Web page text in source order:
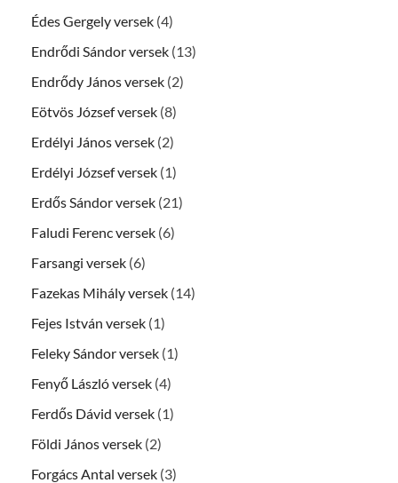
Édes Gergely versek (4)
Endrődi Sándor versek (13)
Endrődy János versek (2)
Eötvös József versek (8)
Erdélyi János versek (2)
Erdélyi József versek (1)
Erdős Sándor versek (21)
Faludi Ferenc versek (6)
Farsangi versek (6)
Fazekas Mihály versek (14)
Fejes István versek (1)
Feleky Sándor versek (1)
Fenyő László versek (4)
Ferdős Dávid versek (1)
Földi János versek (2)
Forgács Antal versek (3)